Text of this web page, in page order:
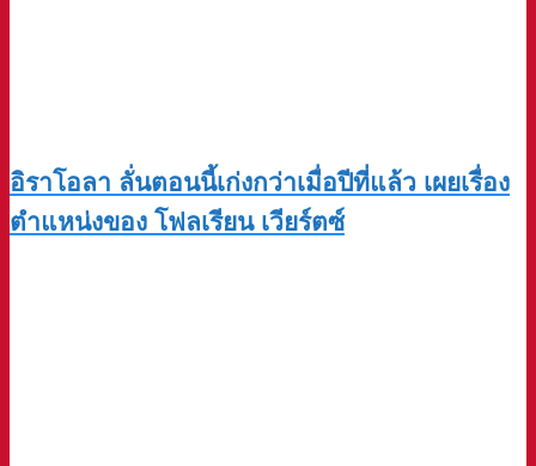
อิราโอลา ลั่นตอนนี้เก่งกว่าเมื่อปีที่แล้ว เผยเรื่อง
ตำแหน่งของ โฟลเรียน เวียร์ตซ์